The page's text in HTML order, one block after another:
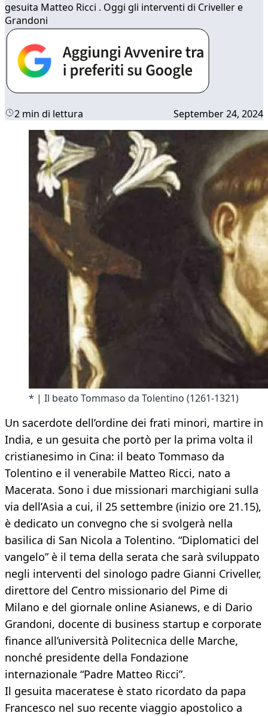
gesuita Matteo Ricci . Oggi gli interventi di Criveller e
Grandoni
2 min di lettura September 24, 2024
* | Il beato Tommaso da Tolentino (1261-1321)
Un sacerdote dell’ordine dei frati minori, martire in
India, e un gesuita che portò per la prima volta il
cristianesimo in Cina: il beato Tommaso da
Tolentino e il venerabile Matteo Ricci, nato a
Macerata. Sono i due missionari marchigiani sulla
via dell’Asia a cui, il 25 settembre (inizio ore 21.15),
è dedicato un convegno che si svolgerà nella
basilica di San Nicola a Tolentino. “Diplomatici del
vangelo” è il tema della serata che sarà sviluppato
negli interventi del sinologo padre Gianni Criveller,
direttore del Centro missionario del Pime di
Milano e del giornale online Asianews, e di Dario
Grandoni, docente di business startup e corporate
finance all’università Politecnica delle Marche,
nonché presidente della Fondazione
internazionale “Padre Matteo Ricci”.
Il gesuita maceratese è stato ricordato da papa
Francesco nel suo recente viaggio apostolico a